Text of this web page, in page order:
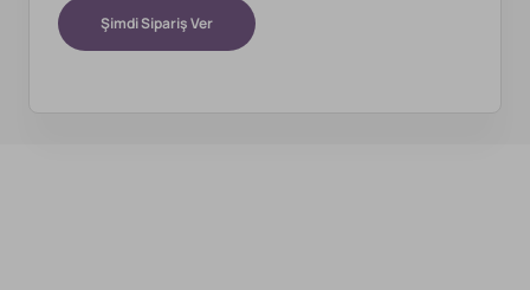
Şimdi Sipariş Ver